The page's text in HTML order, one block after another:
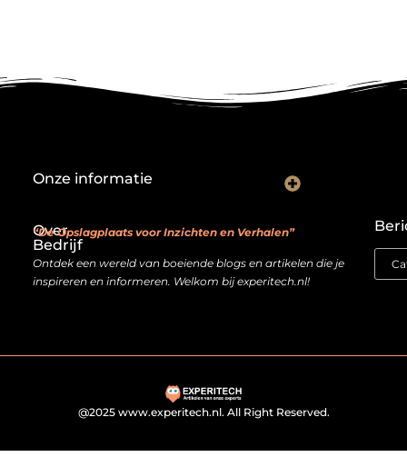
Over
Bedrijf
“De Opslagplaats voor Inzichten en Verhalen”
Ontdek een wereld van boeiende blogs en artikelen die je
inspireren en informeren. Welkom bij experitech.nl!
Onze informatie
@2025 www.experitech.nl. All Right Reserved.